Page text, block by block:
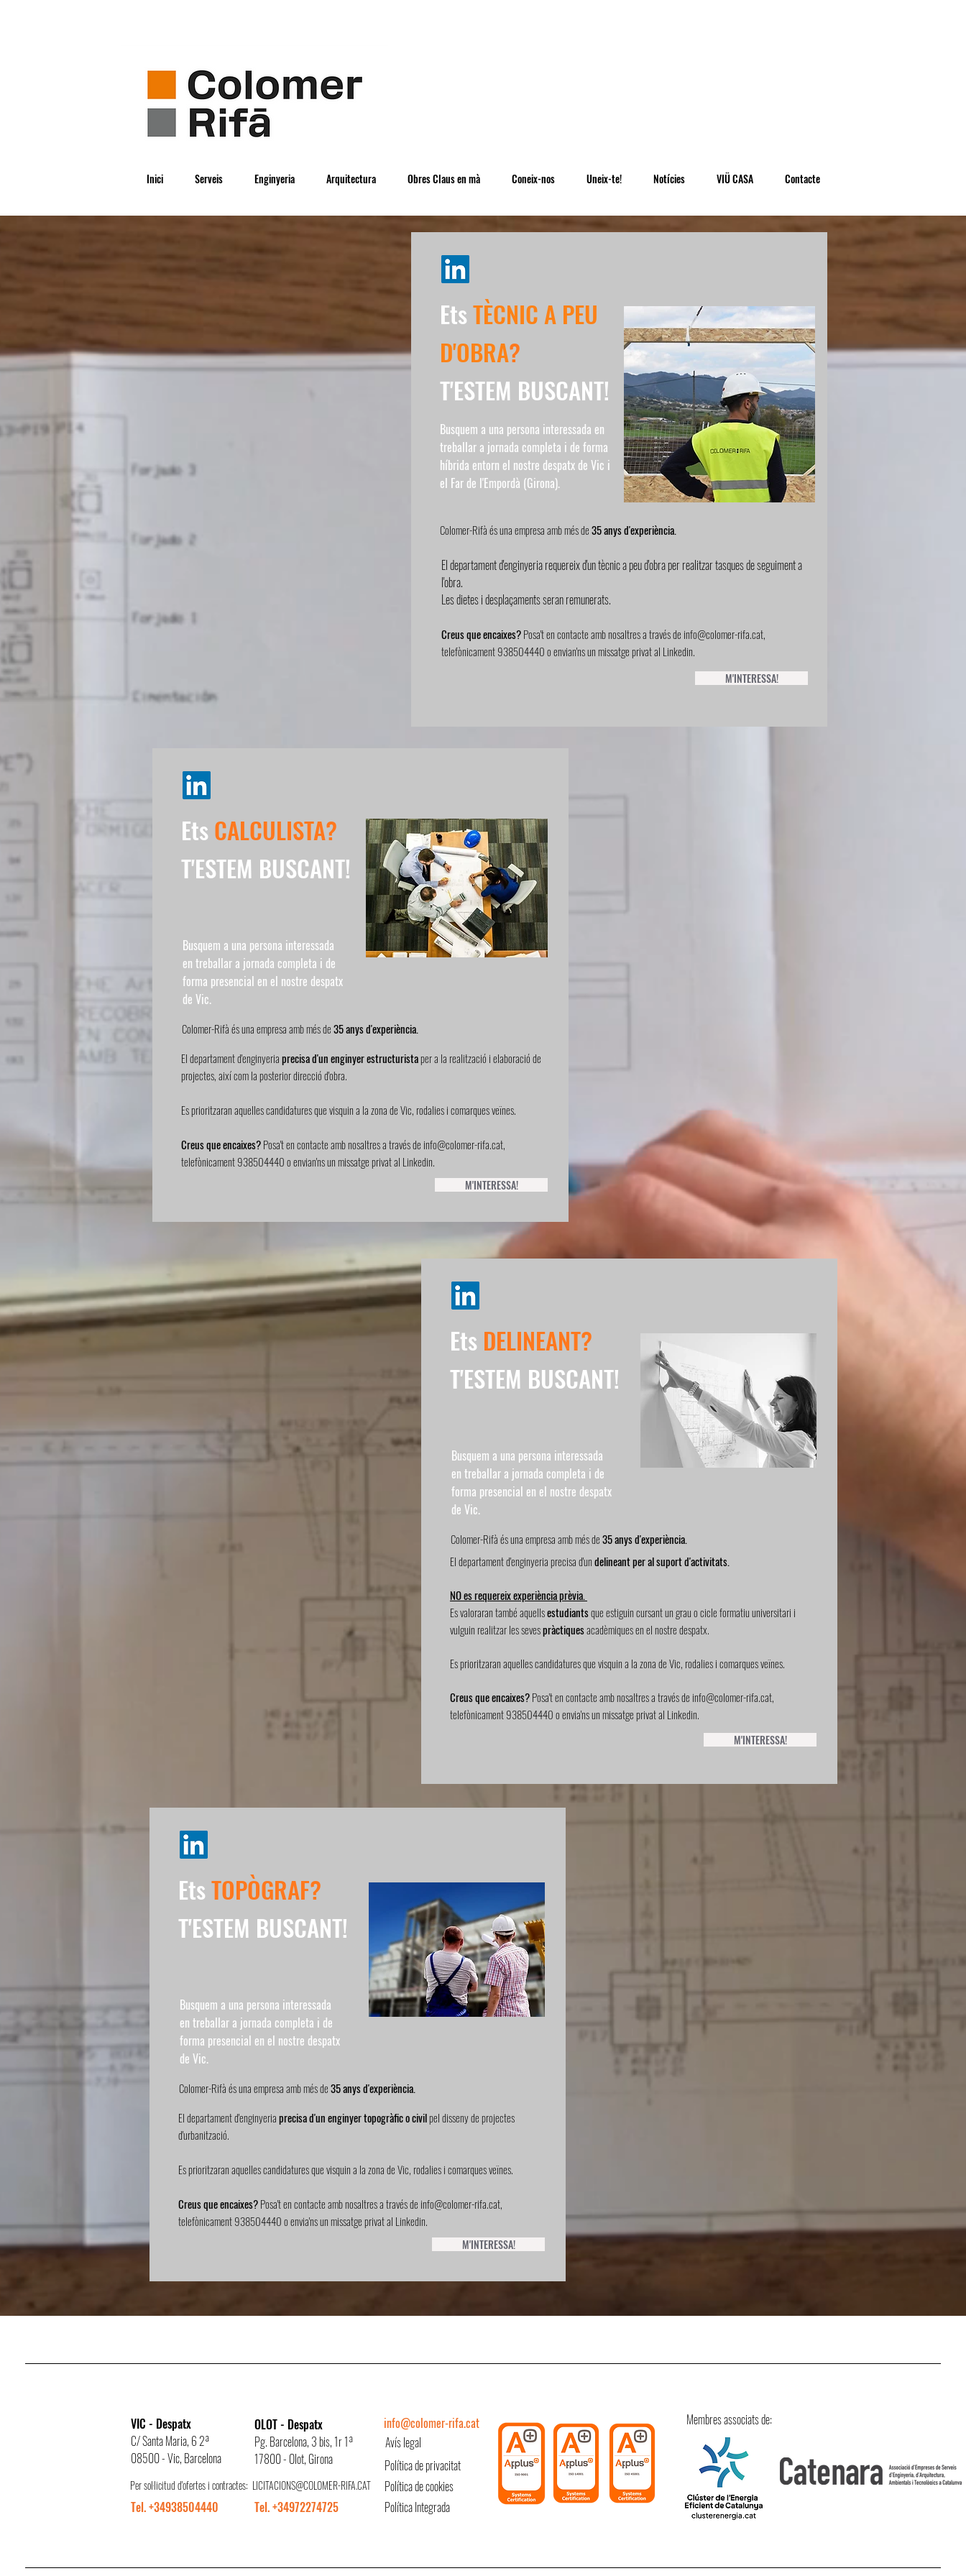
Inici Serveis Enginyeria Arquitectura Obres Claus en mà Coneix-nos Uneix-te! Notícies VIÜ CASA Contacte
EtsTÈCNIC A PEU
D'OBRA?
T'ESTEM BUSCANT!
Busquem a una persona interessada en
treballar a jornada completa i de forma
híbrida entorn el nostre despatx de Vic i
el Far de l'Empordà (Girona).
Colomer-Rifà és una empresa amb més de35 anys d'experiència.
El departament d'enginyeria requereix d'un tècnic a peu d'obra per realitzar tasques de seguiment a
l'obra.
Les dietes i desplaçaments seran remunerats.
Creus que encaixes?Posa't en contacte amb nosaltres a través de info@colomer-rifa.cat,
telefònicament 938504440 o envian'ns un missatge privat al Linkedin.
M'INTERESSA!
EtsCALCULISTA?
T'ESTEM BUSCANT!
Busquem a una persona interessada
en treballar a jornada completa i de
forma presencial en el nostre despatx
de Vic.
Colomer-Rifà és una empresa amb més de35 anys d'experiència.
El departament d'enginyeriaprecisa d'un enginyer estructuristaper a la realització i elaboració de
projectes, així com la posterior direcció d'obra.
Es prioritzaran aquelles candidatures que visquin a la zona de Vic, rodalies i comarques veïnes.
Creus que encaixes?Posa't en contacte amb nosaltres a través de info@colomer-rifa.cat,
telefònicament 938504440 o envian'ns un missatge privat al Linkedin.
M'INTERESSA!
Ets DELINEANT?
T'ESTEM BUSCANT!
Busquem a una persona interessada
en treballar a jornada completa i de
forma presencial en el nostre despatx
de Vic.
Colomer-Rifà és una empresa amb més de35 anys d'experiència.
El departament d'enginyeria precisa d'undelineant per al suport d'activitats.
NO es requereix experiència prèvia.
Es valoraran també aquellsestudiantsque estiguin cursant un grau o cicle formatiu universitari i
vulguin realitzar les sevespràctiquesacadèmiques en el nostre despatx.
Es prioritzaran aquelles candidatures que visquin a la zona de Vic, rodalies i comarques veïnes.
Creus que encaixes?Posa't en contacte amb nosaltres a través de info@colomer-rifa.cat,
telefònicament 938504440 o envia'ns un missatge privat al Linkedin.
M'INTERESSA!
EtsTOPÒGRAF?
T'ESTEM BUSCANT!
Busquem a una persona interessada
en treballar a jornada completa i de
forma presencial en el nostre despatx
de Vic.
Colomer-Rifà és una empresa amb més de35 anys d'experiència.
El departament d'enginyeriaprecisa d'un enginyer topogràfic o civilpel disseny de projectes
d'urbanització.
Es prioritzaran aquelles candidatures que visquin a la zona de Vic, rodalies i comarques veïnes.
Creus que encaixes?Posa't en contacte amb nosaltres a través de info@colomer-rifa.cat,
telefònicament 938504440 o envia'ns un missatge privat al Linkedin.
M'INTERESSA!
VIC - Despatx
C/ Santa Maria, 6 2ª
08500 - Vic, Barcelona
OLOT - Despatx
Pg. Barcelona, 3 bis, 1r 1ª
17800 - Olot, Girona
Per sol·licitud d'ofertes i contractes: LICITACIONS@COLOMER-RIFA.CAT
Tel. +34938504440 Tel. +34972274725
info@colomer-rifa.cat
Avís legal
Política de privacitat
Política de cookies
Política Integrada
Membres associats de: